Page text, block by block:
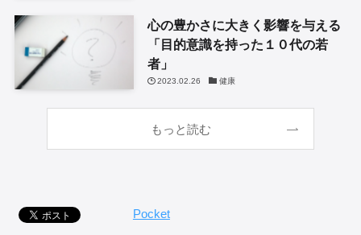
心の豊かさに大きく影響を与える
「目的意識を持った１０代の若
者」
2023.02.26 健康
もっと読む
Pocket